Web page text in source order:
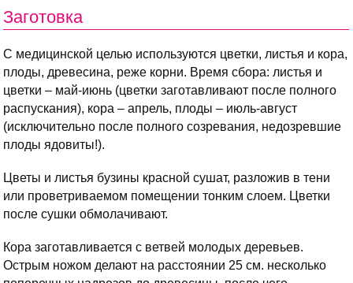
Заготовка
С медицинской целью используются цветки, листья и кора,
плоды, древесина, реже корни. Время сбора: листья и
цветки – май-июнь (цветки заготавливают после полного
распускания), кора – апрель, плоды – июль-август
(исключительно после полного созревания, недозревшие
плоды ядовиты!).
Цветы и листья бузины красной сушат, разложив в тени
или проветриваемом помещении тонким слоем. Цветки
после сушки обмолачивают.
Кора заготавливается с ветвей молодых деревьев.
Острым ножом делают на расстоянии 25 см. несколько